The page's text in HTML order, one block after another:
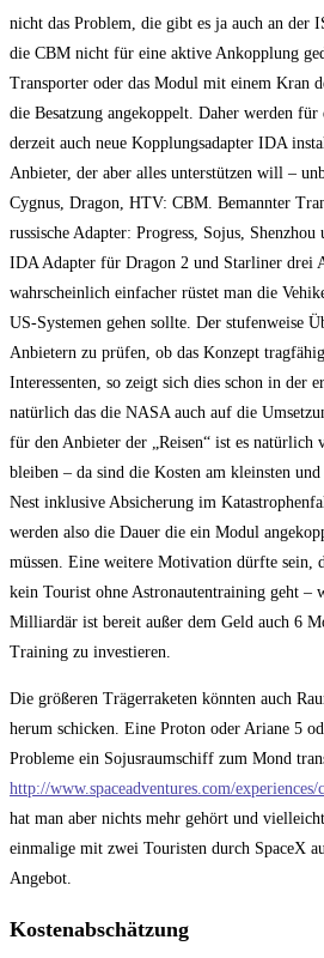
nicht das Problem, die gibt es ja auch an der
die CBM nicht für eine aktive Ankopplung
Transporter oder das Modul mit einem Kran
die Besatzung angekoppelt. Daher werden für
derzeit auch neue Kopplungsadapter IDA
Anbieter, der aber alles unterstützen will –
Cygnus, Dragon, HTV: CBM. Bemannter
russische Adapter: Progress, Sojus,
IDA Adapter für Dragon 2 und Starliner drei
wahrscheinlich einfacher rüstet man die
US-Systemen gehen sollte. Der stufenweise
Anbietern zu prüfen, ob das Konzept
Interessenten, so zeigt sich dies schon in der
natürlich das die NASA auch auf die
für den Anbieter der „Reisen“ ist es natürlich
bleiben – da sind die Kosten am kleinsten
Nest inklusive Absicherung im
werden also die Dauer die ein Modul
müssen. Eine weitere Motivation dürfte sein,
kein Tourist ohne Astronautentraining geht –
Milliardär ist bereit außer dem Geld auch 6
Training zu investieren.
Die größeren Trägerraketen könnten auch
herum schicken. Eine Proton oder Ariane 5
Probleme ein Sojusraumschiff zum Mond
http://www.spaceadventures.com/
hat man aber nichts mehr gehört und
einmalige mit zwei Touristen durch SpaceX
Angebot.
Kostenabschätzung